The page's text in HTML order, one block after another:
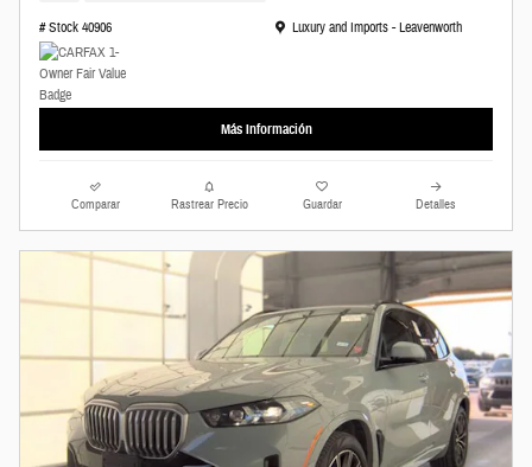
# Stock 40906 Ubicación: Luxury and Imports - Leavenworth
Luxury and Imports - Leavenworth
Más Información
Comparar Rastrear Precio Guardar Detalles